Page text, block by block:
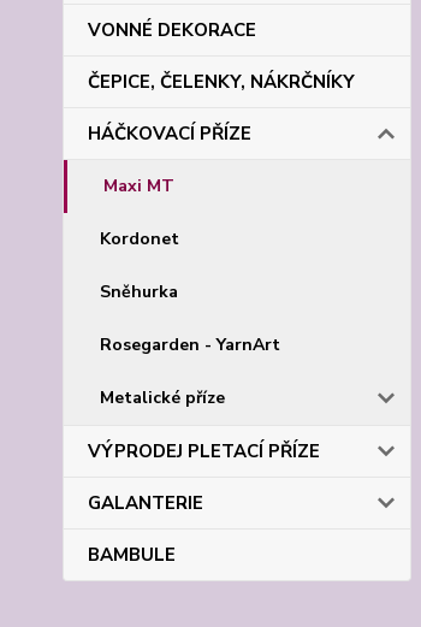
VONNÉ DEKORACE
ČEPICE, ČELENKY, NÁKRČNÍKY
HÁČKOVACÍ PŘÍZE
Maxi MT
Kordonet
Sněhurka
Rosegarden - YarnArt
Metalické příze
VÝPRODEJ PLETACÍ PŘÍZE
GALANTERIE
BAMBULE